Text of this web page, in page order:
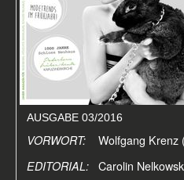
AUSGABE 03/2016
VORWORT:
Wolfgang Krenz
EDITORIAL: Carolin